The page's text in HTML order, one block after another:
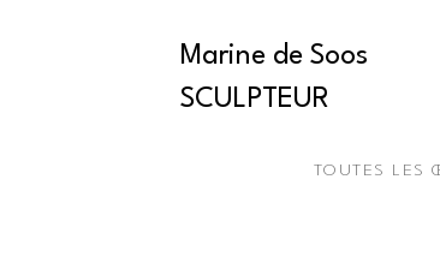
Marine de Soos
SCULPTEUR
TOUTES LES